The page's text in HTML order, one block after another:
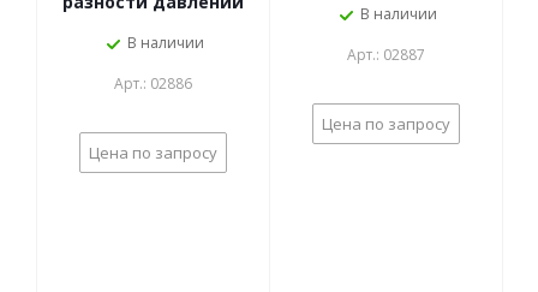
ССРД-0,045/15
В наличии
Арт.: 02886
Цена по запросу
В наличии
Арт.: 02887
Цена по запросу